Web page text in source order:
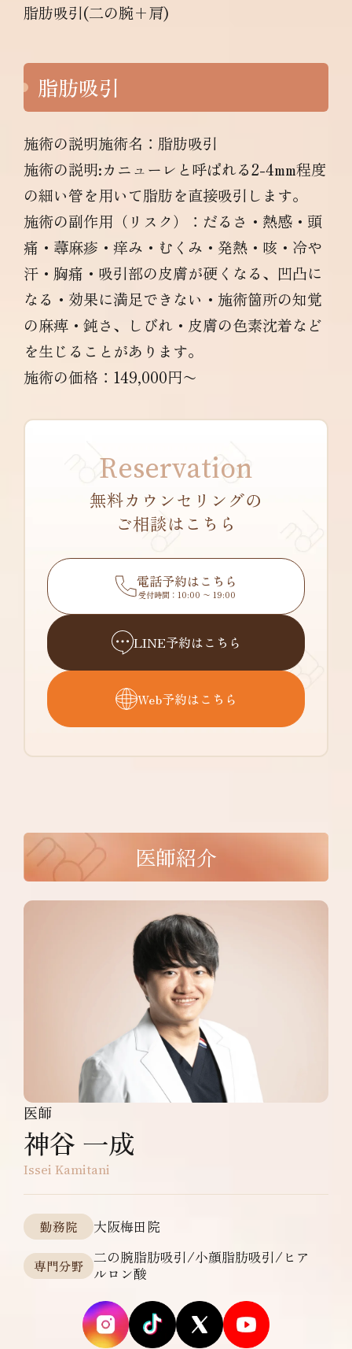
脂肪吸引(二の腕+肩)
脂肪吸引
施術の説明施術名：脂肪吸引
施術の説明:カニューレと呼ばれる2-4mm程度
の細い管を用いて脂肪を直接吸引します。
施術の副作用（リスク）：だるさ・熱感・頭
痛・蕁麻疹・痒み・むくみ・発熱・咳・冷や
汗・胸痛・吸引部の皮膚が硬くなる、凹凸に
なる・効果に満足できない・施術箇所の知覚
の麻痺・鈍さ、しびれ・皮膚の色素沈着など
を生じることがあります。
施術の価格：149,000円〜
Reservation
無料カウンセリングの
ご相談はこちら
電話予約はこちら
受付時間：10:00 〜 19:00
LINE予約はこちら
Web予約はこちら
医師紹介
医師
神谷 一成
Issei Kamitani
勤務院 大阪梅田院
専門分野
二の腕脂肪吸引/小顔脂肪吸引/ヒア
ルロン酸